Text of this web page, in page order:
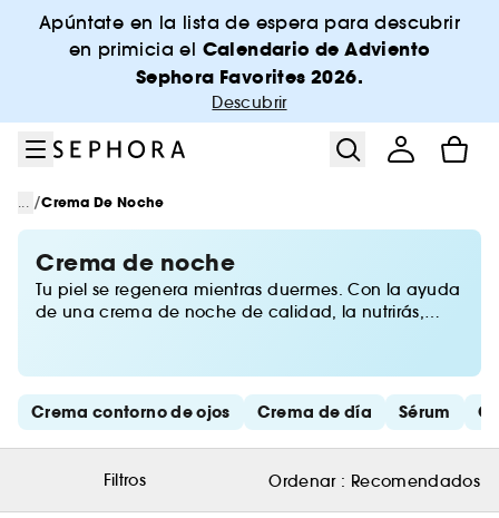
Ir al menú
Ir al contenido principal
Ir al pie de página
Apúntate en la lista de espera para descubrir
en primicia el Calendario de Adviento
Sephora Favorites 2026.
Descubrir
... /Crema De Noche
Crema de noche
Tu piel se regenera mientras duermes. Con la ayuda
de una crema de noche de calidad, la nutrirás,
mejores cremas de noche para un rostro luminoso al
despertar.
Saltar los enlaces rápidos
Crema contorno de ojos Crema de día Sérum
Filtros Ordenar : Recomendados